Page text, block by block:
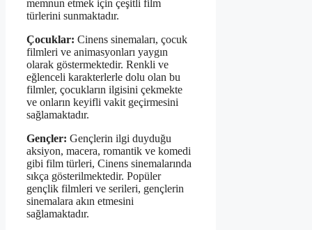
memnun etmek için çeşitli film
türlerini sunmaktadır.
Çocuklar: Cinens sinemaları, çocuk
filmleri ve animasyonları yaygın
olarak göstermektedir. Renkli ve
eğlenceli karakterlerle dolu olan bu
filmler, çocukların ilgisini çekmekte
ve onların keyifli vakit geçirmesini
sağlamaktadır.
Gençler: Gençlerin ilgi duyduğu
aksiyon, macera, romantik ve komedi
gibi film türleri, Cinens sinemalarında
sıkça gösterilmektedir. Popüler
gençlik filmleri ve serileri, gençlerin
sinemalara akın etmesini
sağlamaktadır.